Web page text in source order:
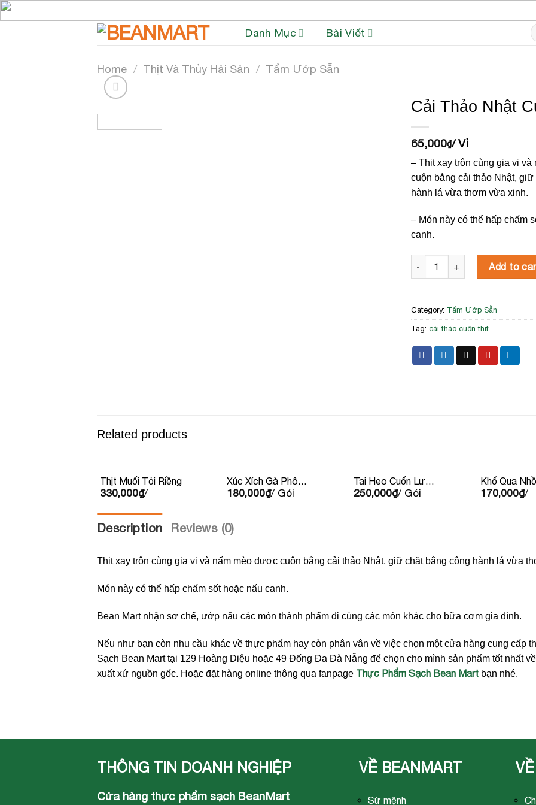
Skip
to
Danh Mục Bài Viết
for:
Home / Thịt Và Thủy Hải Sản / Tẩm Ướp Sẵn
Cải Thảo Nhật
65,000₫/ Vỉ
– Thịt xay trộn cùng gia vị
cuộn bằng cải thảo Nhật, giữ
hành lá vừa thơm vừa xinh.
– Món này có thể hấp chấm
canh.
Cải Thảo Nhật Cuộn Thịt
Add to
Category: Tẩm Ướp Sẵn
Tag: cải thảo cuộn thịt
Related products
Thịt Muối Tỏi Riềng
330,000₫/
Xúc Xích Gà Phô
Mai 500g
180,000₫/ Gói
Tai Heo Cuốn Lưỡi
Hà Thành 500g
250,000₫/ Gói
Khổ Qua
(Kg)
170,000₫/
Description Reviews (0)
Thịt xay trộn cùng gia vị và nấm mèo được cuộn bằng cải thảo Nhật, giữ chặt bằng cộng hành lá vừa
Món này có thể hấp chấm sốt hoặc nấu canh.
Bean Mart nhận sơ chế, ướp nấu các món thành phẩm đi cùng các món khác cho bữa cơm gia đình.
Nếu như bạn còn nhu cầu khác về thực phẩm hay còn phân vân về việc chọn một cửa hàng cung cấp
Sạch Bean Mart tại 129 Hoàng Diệu hoặc 49 Đống Đa Đà Nẵng để chọn cho mình sản phẩm tốt nhất
xuất xứ nguồn gốc. Hoặc đặt hàng online thông qua fanpage Thực Phẩm Sạch Bean Mart bạn nhé.
THÔNG TIN DOANH NGHIỆP
Cửa hàng thực phẩm sạch BeanMart
VỀ BEANMART
Sứ mệnh